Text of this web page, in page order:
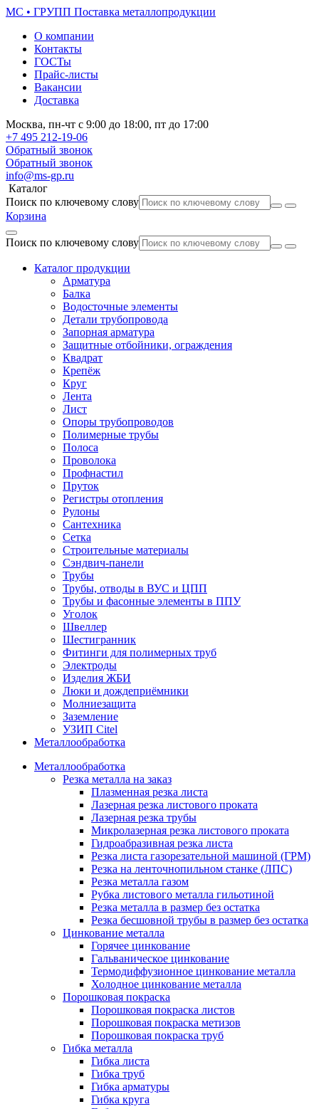
МС • ГРУПП Поставка металлопродукции
О компании
Контакты
ГОСТы
Прайс-листы
Вакансии
Доставка
Москва, пн-чт с 9:00 до 18:00, пт до 17:00
+7 495 212-19-06
Обратный звонок
Обратный звонок
info@ms-gp.ru
Каталог
Поиск по ключевому слову
Корзина
Поиск по ключевому слову
Каталог продукции
Арматура
Балка
Водосточные элементы
Детали трубопровода
Запорная арматура
Защитные отбойники, ограждения
Квадрат
Крепёж
Круг
Лента
Лист
Опоры трубопроводов
Полимерные трубы
Полоса
Проволока
Профнастил
Пруток
Регистры отопления
Рулоны
Сантехника
Сетка
Строительные материалы
Сэндвич-панели
Трубы
Трубы, отводы в ВУС и ЦПП
Трубы и фасонные элементы в ППУ
Уголок
Швеллер
Шестигранник
Фитинги для полимерных труб
Электроды
Изделия ЖБИ
Люки и дождеприёмники
Молниезащита
Заземление
УЗИП Citel
Металлообработка
Металлообработка
Резка металла на заказ
Плазменная резка листа
Лазерная резка листового проката
Лазерная резка трубы
Микролазерная резка листового проката
Гидроабразивная резка листа
Резка листа газорезательной машиной (ГРМ)
Резка на ленточнопильном станке (ЛПС)
Резка металла газом
Рубка листового металла гильотиной
Резка металла в размер без остатка
Резка бесшовной трубы в размер без остатка
Цинкование металла
Горячее цинкование
Гальваническое цинкование
Термодиффузионное цинкование металла
Холодное цинкование металла
Порошковая покраска
Порошковая покраска листов
Порошковая покраска метизов
Порошковая покраска труб
Гибка металла
Гибка листа
Гибка труб
Гибка арматуры
Гибка круга